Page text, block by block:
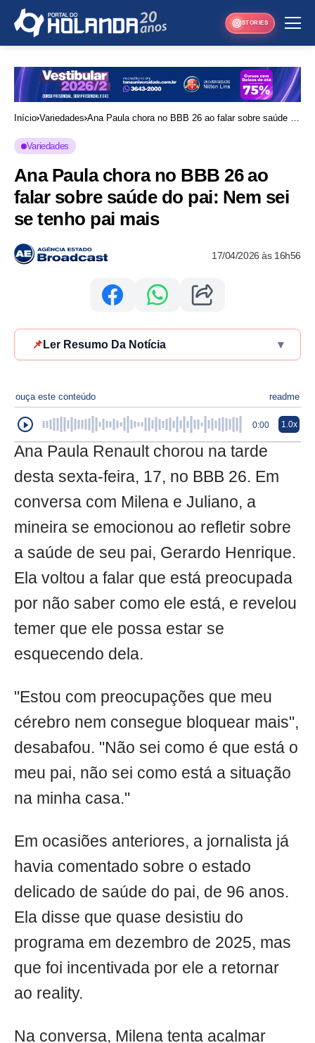
STORIES
Início Variedades Ana Paula chora no BBB 26 ao falar sobre saúde do
Variedades
Ana Paula chora no BBB 26 ao
falar sobre saúde do pai: Nem sei
se tenho pai mais
17/04/2026 às 16h56
📌 Ler Resumo Da Notícia ▾
ouça este conteúdo readme
0:00 1.0x
Ana Paula Renault chorou na tarde
desta sexta-feira, 17, no BBB 26. Em
conversa com Milena e Juliano, a
mineira se emocionou ao refletir sobre
a saúde de seu pai, Gerardo Henrique.
Ela voltou a falar que está preocupada
por não saber como ele está, e revelou
temer que ele possa estar se
esquecendo dela.
"Estou com preocupações que meu
cérebro nem consegue bloquear mais",
desabafou. "Não sei como é que está o
meu pai, não sei como está a situação
na minha casa."
Em ocasiões anteriores, a jornalista já
havia comentado sobre o estado
delicado de saúde do pai, de 96 anos.
Ela disse que quase desistiu do
programa em dezembro de 2025, mas
que foi incentivada por ele a retornar
ao reality.
Na conversa, Milena tenta acalmar